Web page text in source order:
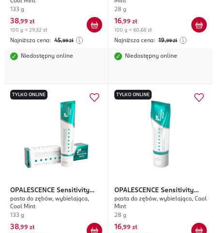
133 g
38,99 zł
100 g = 29,32 zł
Najniższa cena: 45,99 zł
Niedostępny online
28 g
16,99 zł
100 g = 60,68 zł
Najniższa cena: 19,99 zł
Niedostępny online
TYLKO ONLINE
OPALESCENCE Sensitivity
Relief
pasta do zębów, wybielająca,
Cool Mint
133 g
38,99 zł
TYLKO ONLINE
OPALESCENCE Sensitivity
Relief
pasta do zębów, wybielająca, Cool
Mint
28 g
16,99 zł